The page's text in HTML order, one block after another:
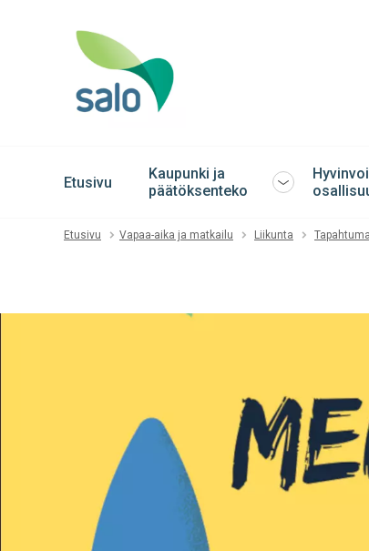
Etusivu
Kaupunki ja
päätöksenteko
Avaa
sulje
Etusivu Vapaa-aika ja matkailu Liikunta